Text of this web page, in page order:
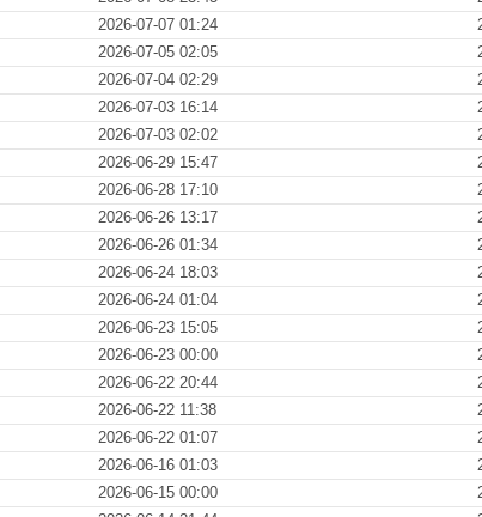
2026-07-07 01:24
2026-07-05 02:05
2026-07-04 02:29
2026-07-03 16:14
2026-07-03 02:02
2026-06-29 15:47
2026-06-28 17:10
2026-06-26 13:17
2026-06-26 01:34
2026-06-24 18:03
2026-06-24 01:04
2026-06-23 15:05
2026-06-23 00:00
2026-06-22 20:44
2026-06-22 11:38
2026-06-22 01:07
2026-06-16 01:03
2026-06-15 00:00